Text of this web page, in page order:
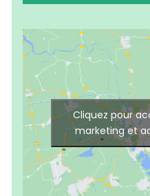
Cliquez pour
marketing et